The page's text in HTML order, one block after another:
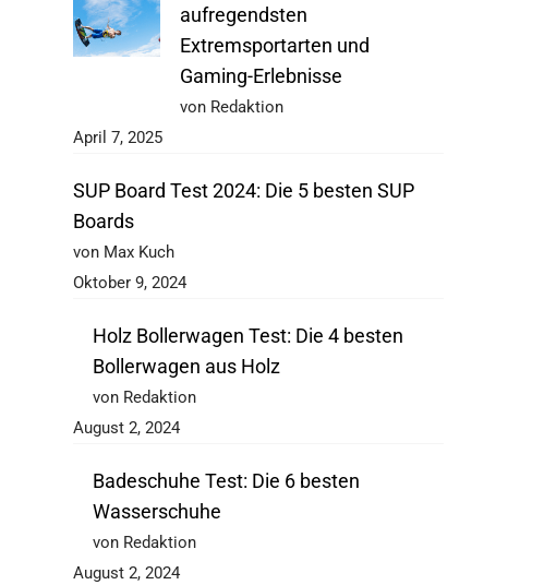
aufregendsten
Extremsportarten und
Gaming-Erlebnisse
von Redaktion
April 7, 2025
SUP Board Test 2024: Die 5 besten SUP
Boards
von Max Kuch
Oktober 9, 2024
Holz Bollerwagen Test: Die 4 besten
Bollerwagen aus Holz
von Redaktion
August 2, 2024
Badeschuhe Test: Die 6 besten
Wasserschuhe
von Redaktion
August 2, 2024